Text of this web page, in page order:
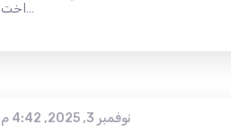
اخت…
نوفمبر 3, 2025, 4:42 م